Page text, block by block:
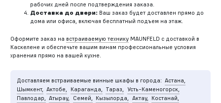
рабочих дней после подтверждения заказа.
Доставка до двери: Ваш заказ будет доставлен прямо до
дома или офиса, включая бесплатный подъем на этаж.
Оформите заказ на встраиваемую техникуMAUNFELD с доставкой в
Каскелене и обеспечьте вашим винам профессиональные условия
хранения прямо на вашей кухне.
Доставляем встраиваемые винные шкафы в города: Астана,
Шымкент, Актобе, Караганда, Тараз, Усть-Каменогорск,
Павлодар, Атырау, Семей, Кызылорда, Актау, Костанай,